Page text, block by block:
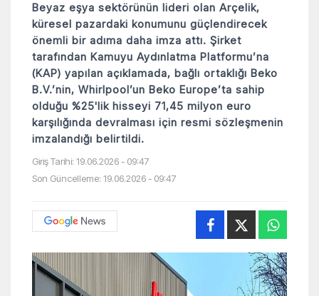
Beyaz eşya sektörünün lideri olan Arçelik,
küresel pazardaki konumunu güçlendirecek
önemli bir adıma daha imza attı. Şirket
tarafından Kamuyu Aydınlatma Platformu’na
(KAP) yapılan açıklamada, bağlı ortaklığı Beko
B.V.’nin, Whirlpool’un Beko Europe’ta sahip
olduğu %25'lik hisseyi 71,45 milyon euro
karşılığında devralması için resmi sözleşmenin
imzalandığı belirtildi.
Giriş Tarihi: 19.06.2026 - 09:47
Son Güncelleme: 19.06.2026 - 09:47